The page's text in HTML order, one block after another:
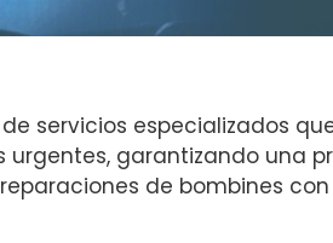
servicios especializados
garantizando una
de bombines